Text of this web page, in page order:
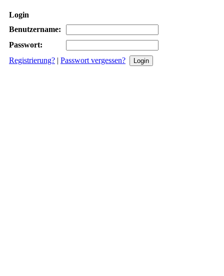
Login
Benutzername:
Passwort:
Registrierung? | Passwort vergessen?